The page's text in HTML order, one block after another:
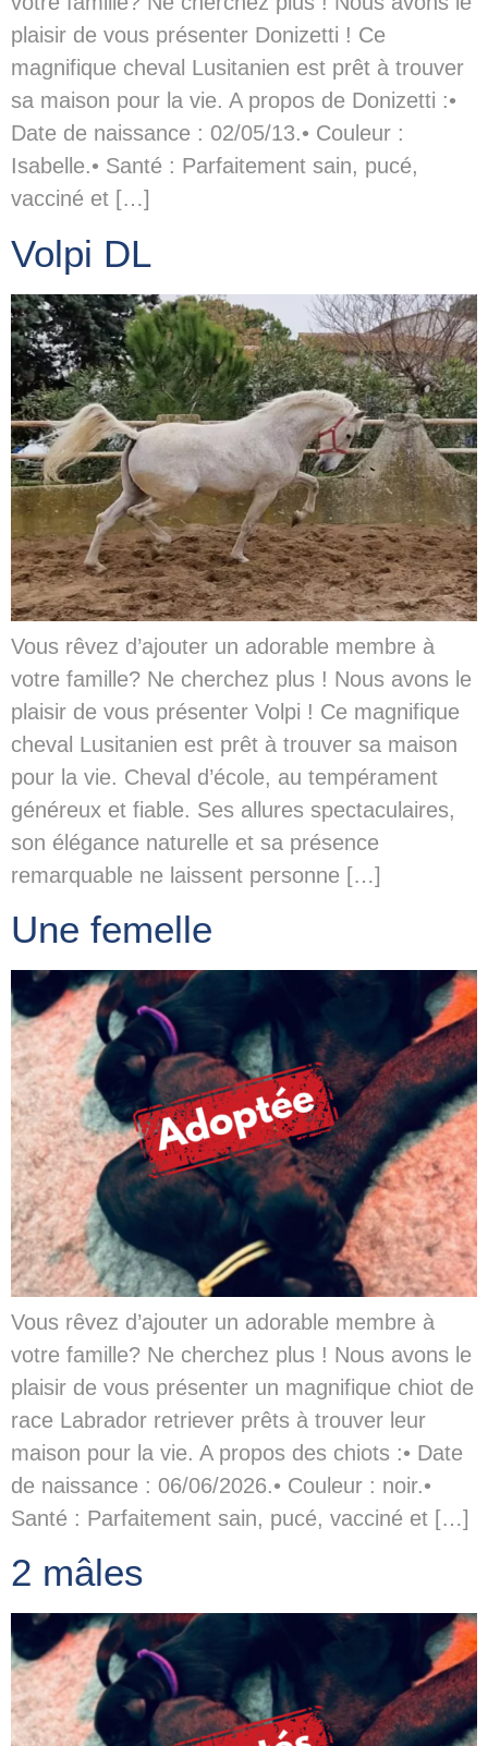
plaisir de vous présenter Donizetti ! Ce
magnifique cheval Lusitanien est prêt à trouver
sa maison pour la vie. A propos de Donizetti :•
Date de naissance : 02/05/13.• Couleur :
Isabelle.• Santé : Parfaitement sain, pucé,
vacciné et […]
Volpi DL
Vous rêvez d’ajouter un adorable membre à
votre famille? Ne cherchez plus ! Nous avons le
plaisir de vous présenter Volpi ! Ce magnifique
cheval Lusitanien est prêt à trouver sa maison
pour la vie. Cheval d’école, au tempérament
généreux et fiable. Ses allures spectaculaires,
son élégance naturelle et sa présence
remarquable ne laissent personne […]
Une femelle
Vous rêvez d’ajouter un adorable membre à
votre famille? Ne cherchez plus ! Nous avons le
plaisir de vous présenter un magnifique chiot de
race Labrador retriever prêts à trouver leur
maison pour la vie. A propos des chiots :• Date
de naissance : 06/06/2026.• Couleur : noir.•
Santé : Parfaitement sain, pucé, vacciné et […]
2 mâles